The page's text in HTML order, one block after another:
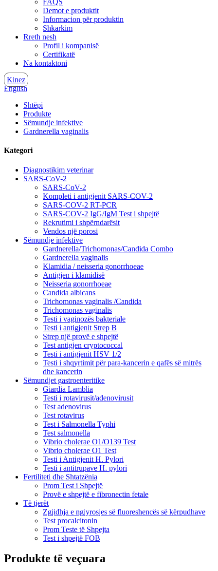
FAQS
Demot e produktit
Informacion për produktin
Shkarkim
Rreth nesh
Profil i kompanisë
Certifikatë
Na kontaktoni
Kinez
English
Shtëpi
Produkte
Sëmundje infektive
Gardnerella vaginalis
Kategori
Diagnostikim veterinar
SARS-CoV-2
SARS-CoV-2
Kompleti i antigjenit SARS-COV-2
SARS-COV-2 RT-PCR
SARS-COV-2 IgG/IgM Test i shpejtë
Rekrutimi i shpërndarësit
Vendos një porosi
Sëmundje infektive
Gardnerella/Trichomonas/Candida Combo
Gardnerella vaginalis
Klamidia / neisseria gonorrhoeae
Antigjen i klamidisë
Neisseria gonorrhoeae
Candida albicans
Trichomonas vaginalis /Candida
Trichomonas vaginalis
Testi i vaginozës bakteriale
Testi i antigjenit Strep B
Strep një provë e shpejtë
Test antigjen cryptococcal
Testi i antigjenit HSV 1/2
Testi i shqyrtimit për para-kancerin e qafës së mitrës
dhe kancerin
Sëmundjet gastroenteritike
Giardia Lamblia
Testi i rotavirusit/adenovirusit
Test adenovirus
Test rotavirus
Test i Salmonella Typhi
Test salmonella
Vibrio cholerae O1/O139 Test
Vibrio cholerae O1 Test
Testi i Antigjenit H. Pylori
Testi i antitrupave H. pylori
Fertiliteti dhe Shtatzënia
Prom Test i Shpejtë
Provë e shpejtë e fibronectin fetale
Të tjerët
Zgjidhja e ngjyrosjes së fluoreshencës së kërpudhave
Test procalcitonin
Prom Teste të Shpejta
Test i shpejtë FOB
Produkte të veçuara